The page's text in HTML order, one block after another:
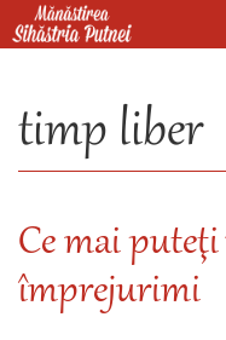
Mergi la conţinutul principal
timp liber
Ce mai
împrejurimi